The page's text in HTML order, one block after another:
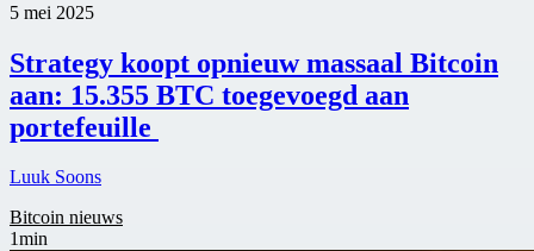
5 mei 2025
Strategy koopt opnieuw massaal Bitcoin
aan: 15.355 BTC toegevoegd aan
portefeuille
Luuk Soons
Bitcoin nieuws
1min